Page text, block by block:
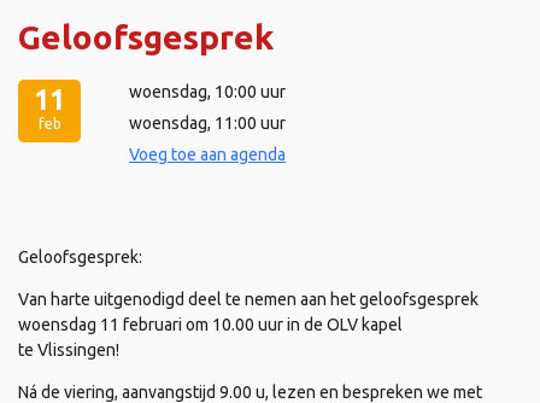
Geloofsgesprek
11
feb
woensdag, 10:00 uur
woensdag, 11:00 uur
Voeg toe aan agenda
Geloofsgesprek:
Van harte uitgenodigd deel te nemen aan het geloofsgesprek
woensdag 11 februari om 10.00 uur in de OLV kapel
te Vlissingen!
Ná de viering, aanvangstijd 9.00 u, lezen en bespreken we met